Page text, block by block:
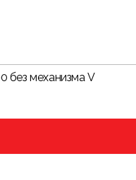
без механизма V